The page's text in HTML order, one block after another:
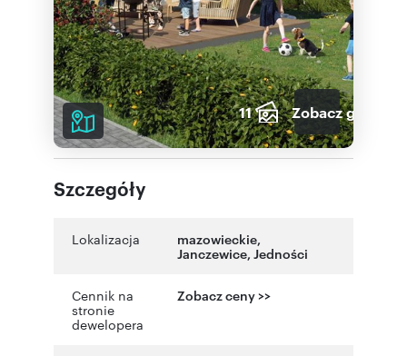
11 Zobacz galerię
Szczegóły
Lokalizacja mazowieckie,
Janczewice, Jedności
Cennik na
stronie
dewelopera
Zobacz ceny >>